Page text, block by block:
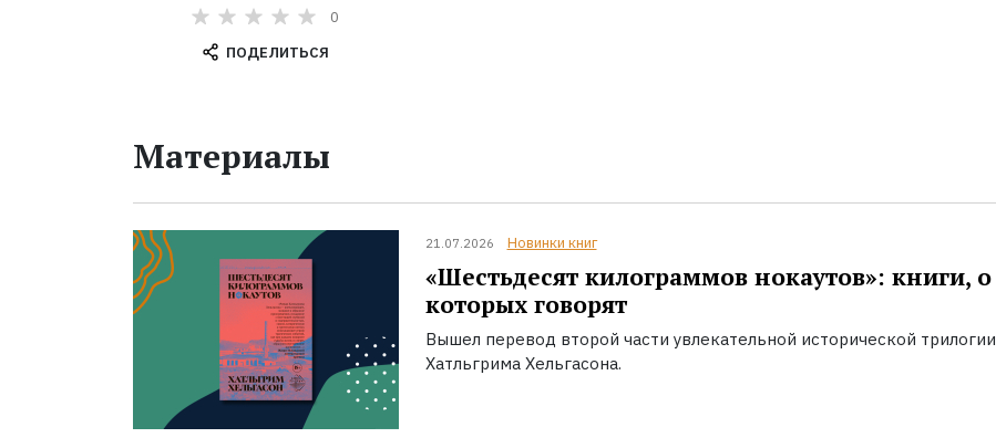
0
ПОДЕЛИТЬСЯ
Материалы
21.07.2026 Новинки книг
«Шестьдесят килограммов нокаутов»: книги, о
которых говорят
Вышел перевод второй части увлекательной исторической трилогии
Хатльгрима Хельгасона.